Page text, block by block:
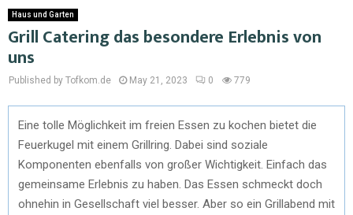
Haus und Garten
Grill Catering das besondere Erlebnis von
uns
Published by Tofkom.de May 21, 2023 0 779
Eine tolle Möglichkeit im freien Essen zu kochen bietet die
Feuerkugel mit einem Grillring. Dabei sind soziale
Komponenten ebenfalls von großer Wichtigkeit. Einfach das
gemeinsame Erlebnis zu haben. Das Essen schmeckt doch
ohnehin in Gesellschaft viel besser. Aber so ein Grillabend mit